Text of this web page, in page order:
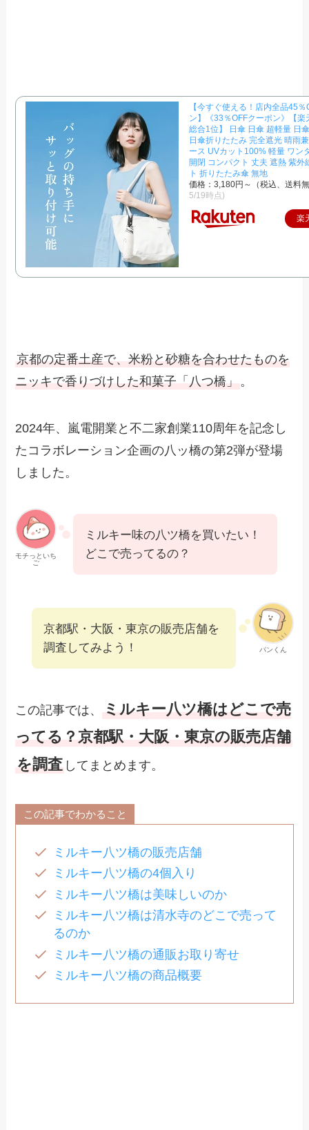
【今すぐ使える！店内全品45
ン】《33％OFFクーポン》【楽
総合1位】 日傘 日傘 超軽量 日
日傘折りたたみ 完全遮光 晴雨
ース UVカット100% 軽量 ワン
開閉 コンパクト 丈夫 遮熱 紫外
ト 折りたたみ傘 無地
価格：3,180円～（税込、送料
5/19時点)
楽
京都の定番土産で、米粉と砂糖を合わせたものを
ニッキで香りづけした和菓子「八つ橋」
。
2024年、嵐電開業と不二家創業110周年を記念し
たコラボレーション企画の八ッ橋の第2弾が登場
しました。
モチっといち
ご
ミルキー味の八ツ橋を買いたい！
どこで売ってるの？
パンくん
京都駅・大阪・東京の販売店舗を
調査してみよう！
この記事では、
ミルキー八ツ橋はどこで売
ってる？京都駅・大阪・東京の販売店舗
を調査 してまとめます。
この記事でわかること
ミルキー八ツ橋の販売店舗
ミルキー八ツ橋の4個入り
ミルキー八ツ橋は美味しいのか
ミルキー八ツ橋は清水寺のどこで売って
るのか
ミルキー八ツ橋の通販お取り寄せ
ミルキー八ツ橋の商品概要